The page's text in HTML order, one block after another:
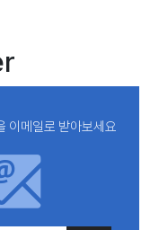
이메일로 받아보세요